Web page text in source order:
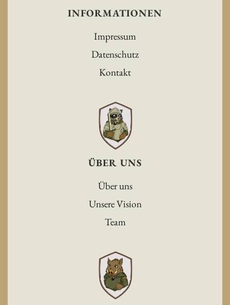
INFORMATIONEN
Impressum
Datenschutz
Kontakt
ÜBER UNS
Über uns
Unsere Vision
Team